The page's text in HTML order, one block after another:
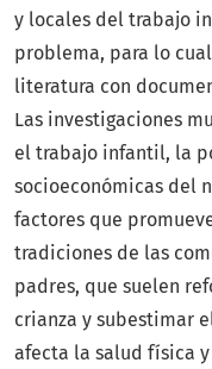
y locales del trabajo
problema, para lo
literatura con
Las investigaciones
el trabajo infantil, la
socioeconómicas del
factores que
tradiciones de las
padres, que suelen
crianza y subestimar
afecta la salud física